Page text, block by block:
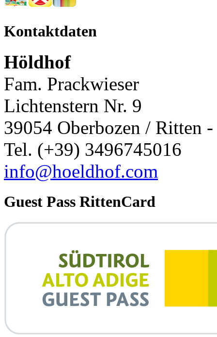
Kontaktdaten
Höldhof
Fam. Prackwieser
Lichtenstern Nr. 9
39054 Oberbozen / Ritten
Tel. (+39) 3496745016
info@hoeldhof.com
Guest Pass RittenCard